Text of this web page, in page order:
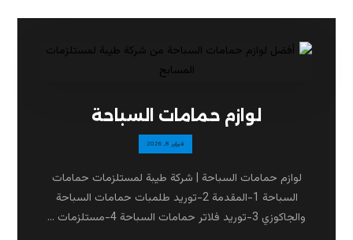
لوازم حمامات السباحة
فبراير 8, 2026
لوازم حمامات السباحة | شركة طيبة لمستلزمات حمامات
السباحة 1-المقدمة 2-توريد طلمبات حمامات السباحة
والجاكوزي 3-توريد فلاتر حمامات السباحة 4-مستلزمات ...